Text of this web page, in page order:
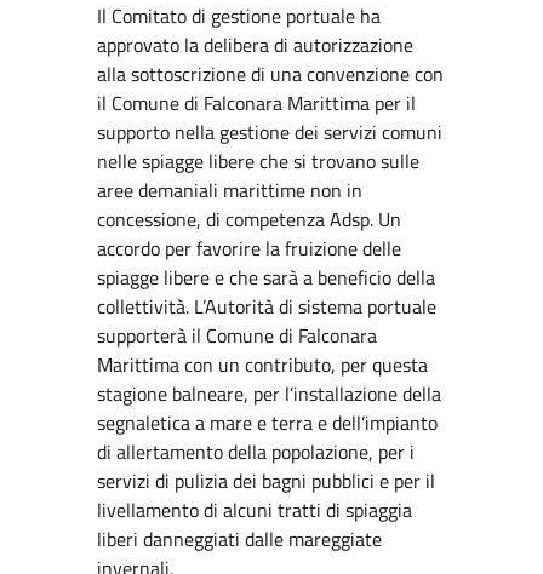
Il Comitato di gestione portuale ha
approvato la delibera di autorizzazione
alla sottoscrizione di una convenzione con
il Comune di Falconara Marittima per il
supporto nella gestione dei servizi comuni
nelle spiagge libere che si trovano sulle
aree demaniali marittime non in
concessione, di competenza Adsp. Un
accordo per favorire la fruizione delle
spiagge libere e che sarà a beneficio della
collettività. L’Autorità di sistema portuale
supporterà il Comune di Falconara
Marittima con un contributo, per questa
stagione balneare, per l’installazione della
segnaletica a mare e terra e dell’impianto
di allertamento della popolazione, per i
servizi di pulizia dei bagni pubblici e per il
livellamento di alcuni tratti di spiaggia
liberi danneggiati dalle mareggiate
invernali.